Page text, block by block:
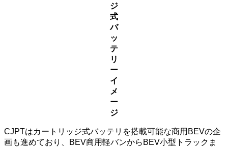
ジ
式
バ
ッ
テ
リ
ー
イ
メ
ー
ジ
CJPTはカートリッジ式バッテリを搭載可能な商用BEVの企
画も進めており、BEV商用軽バンからBEV小型トラックま